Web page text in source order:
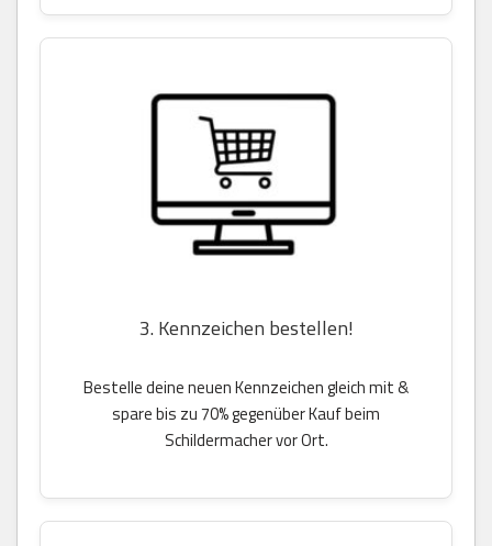
3. Kennzeichen bestellen!
Bestelle deine neuen Kennzeichen gleich mit &
spare bis zu 70% gegenüber Kauf beim
Schildermacher vor Ort.